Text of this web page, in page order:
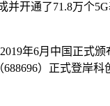
通了71.8万个5G
年6月中国正式颁
）正式登岸